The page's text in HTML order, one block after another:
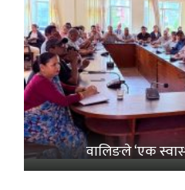
वालिङले ‘एक